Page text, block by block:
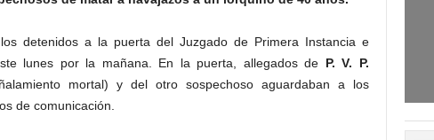
detenidos a la puerta del Juzgado de Primera Instancia e
lunes por la mañana. En la puerta, allegados de P. V. P.
mortal) y del otro sospechoso aguardaban a los
de comunicación.